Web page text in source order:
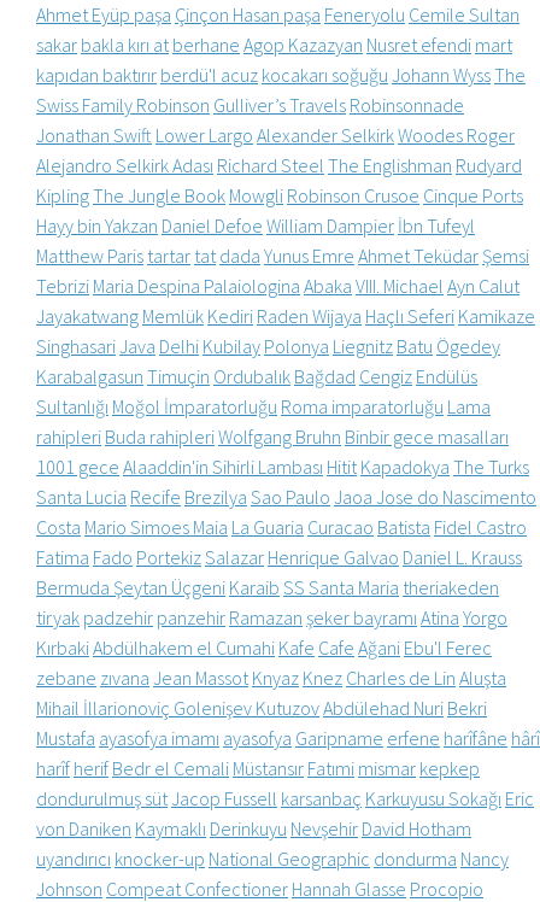
Ahmet Eyüp paşa Çinçon Hasan paşa Feneryolu Cemile Sultan
sakar bakla kırı at berhane Agop Kazazyan Nusret efendi mart
kapıdan baktırır berdü'l acuz kocakarı soğuğu Johann WyssThe
Swiss Family Robinson Gulliver’s Travels Robinsonnade
Jonathan Swift Lower Largo Alexander SelkirkWoodes Roger
Alejandro Selkirk Adası Richard Steel The Englishman Rudyard
KiplingThe Jungle Book Mowgli Robinson Crusoe Cinque Ports
Hayy bin Yakzan Daniel Defoe William Dampier İbn Tufeyl
Matthew Paris tartar tat dada Yunus Emre Ahmet Teküdar Şemsi
Tebrizi Maria Despina Palaiologina Abaka VIII. Michael Ayn Calut
Jayakatwang Memlük Kediri Raden Wijaya Haçlı Seferi Kamikaze
SinghasariJava Delhi Kubilay Polonya Liegnitz Batu Ögedey
Karabalgasun Timuçin Ordubalık Bağdad Cengiz Endülüs
Sultanlığı Moğol İmparatorluğu Roma imparatorluğu Lama
rahipleri Buda rahipleriWolfgang Bruhn Binbir gece masalları
1001 gece Alaaddin'in Sihirli Lambası Hitit Kapadokya The Turks
Santa Lucia Recife Brezilya Sao Paulo Jaoa Jose do Nascimento
Costa Mario Simoes Maia La Guaria Curacao Batista Fidel Castro
Fatima Fado PortekizSalazar Henrique Galvao Daniel L. Krauss
Bermuda Şeytan Üçgeni Karaib SS Santa Maria theriakeden
tiryak padzehir panzehir Ramazan şeker bayramı Atina Yorgo
KırbakiAbdülhakem el Cumahi Kafe Cafe Ağani Ebu'l Ferec
zebane zıvana Jean Massot Knyaz Knez Charles de Lin Aluşta
Mihail İllarionoviç Golenişev KutuzovAbdülehad Nuri Bekri
Mustafa ayasofya imamı ayasofya Garipname erfene harîfâne hârî
harîf herif Bedr el Cemali Müstansır Fatımi mismar kepkep
dondurulmuş sütJacop Fussell karsanbaç Karkuyusu Sokağı Eric
von Daniken Kaymaklı Derinkuyu Nevşehir David Hotham
uyandırıcı knocker-up National Geographic dondurma Nancy
Johnson Compeat Confectioner Hannah Glasse Procopio